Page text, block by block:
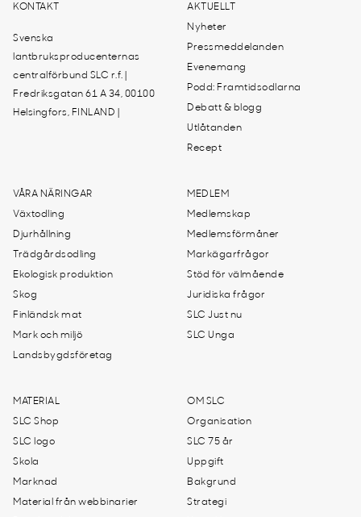
KONTAKT
Svenska
lantbruksproducenternas
centralförbund SLC r.f. |
Fredriksgatan 61 A 34, 00100
Helsingfors, FINLAND |
AKTUELLT
Nyheter
Pressmeddelanden
Evenemang
Podd: Framtidsodlarna
Debatt & blogg
Utlåtanden
Recept
VÅRA NÄRINGAR
Växtodling
Djurhållning
Trädgårdsodling
Ekologisk produktion
Skog
Finländsk mat
Mark och miljö
Landsbygdsföretag
MEDLEM
Medlemskap
Medlemsförmåner
Markägarfrågor
Stöd för välmående
Juridiska frågor
SLC Just nu
SLC Unga
MATERIAL
SLC Shop
SLC logo
Skola
Marknad
Material från webbinarier
OM SLC
Organisation
SLC 75 år
Uppgift
Bakgrund
Strategi